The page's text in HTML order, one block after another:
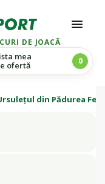
DE JOACĂ
mea
ofertă
0
din Pădurea
1 / 1